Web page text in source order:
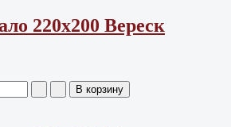
220х200 Вереск